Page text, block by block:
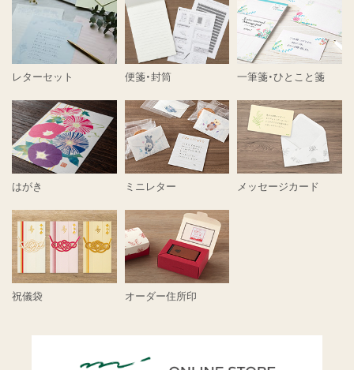
レターセット 便箋・封筒 一筆箋・ひとこと箋
はがき ミニレター メッセージカード
祝儀袋 オーダー住所印